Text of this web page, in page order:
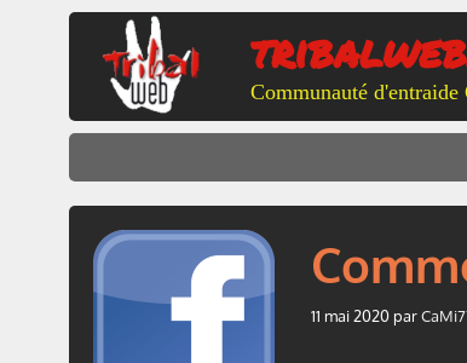
Communauté
11 mai 2020 par